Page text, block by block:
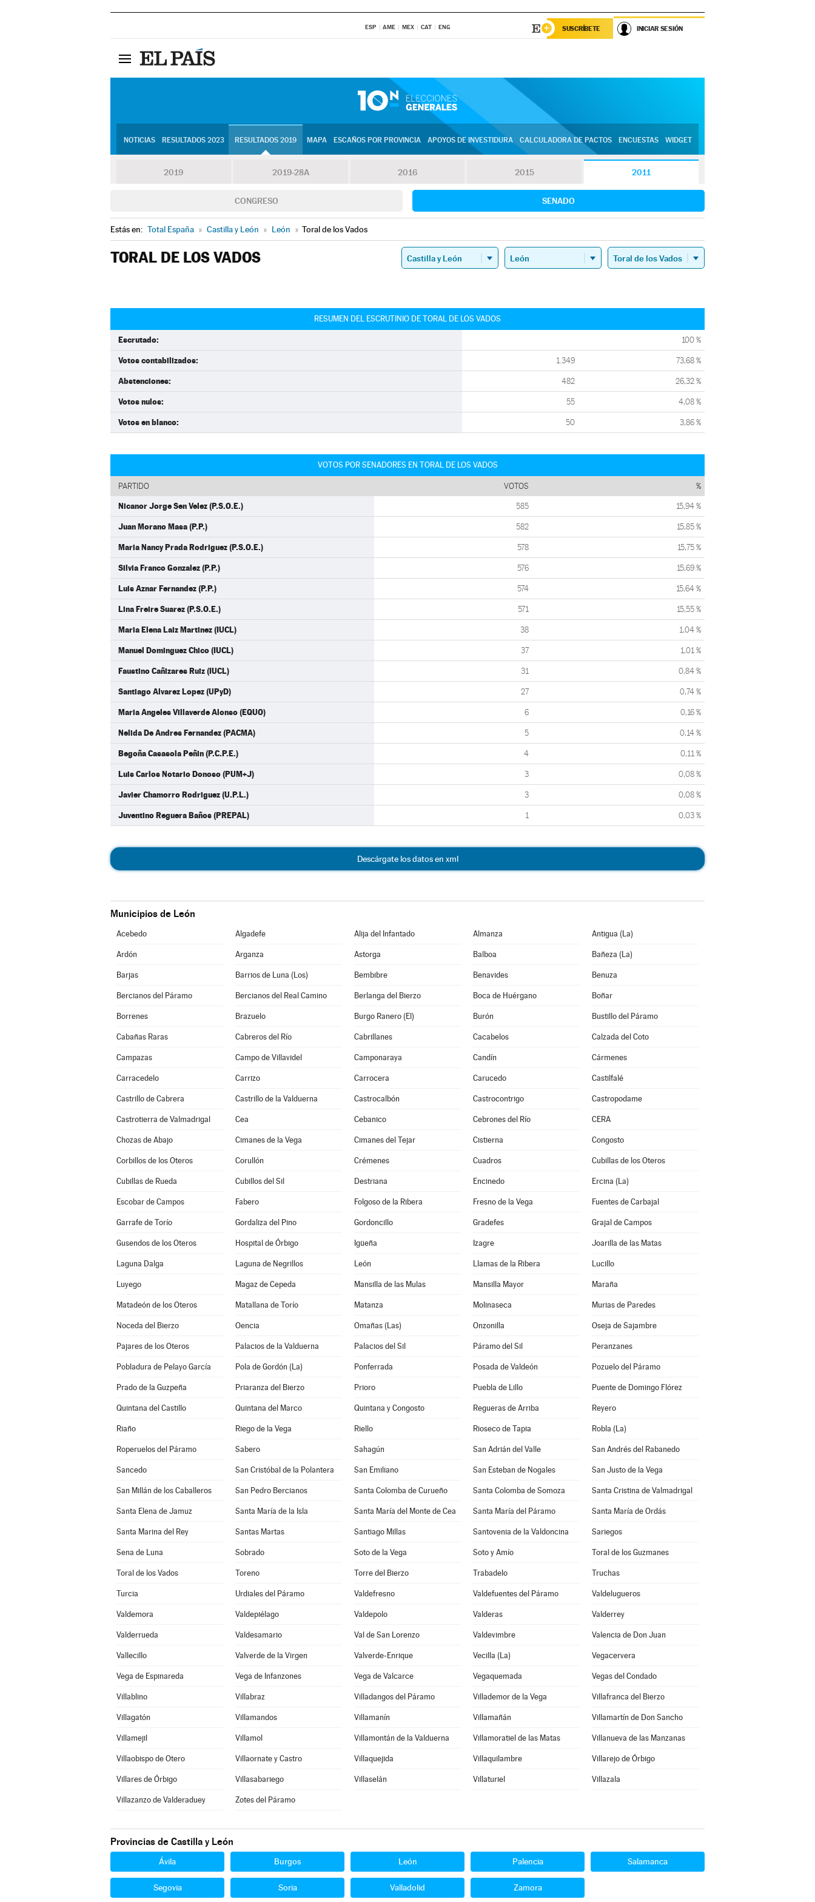
ESP AME MEX CAT ENG SUSCRÍBETE INICIAR SESIÓN
NOTICIAS RESULTADOS 2023 RESULTADOS 2019 MAPA ESCAÑOS POR PROVINCIA APOYOS DE INVESTIDURA CALCULADORA DE PACTOS ENCUESTAS WIDGET
2019 2019-28A 2016 2015 2011
CONGRESO SENADO
Estás en: Total España » Castilla y León » León » Toral de los Vados
TORAL DE LOS VADOS
RESUMEN DEL ESCRUTINIO DE TORAL DE LOS VADOS
Escrutado: 100 %
Votos contabilizados: 1.349 73,68 %
Abstenciones: 482 26,32 %
Votos nulos: 55 4,08 %
Votos en blanco: 50 3,86 %
VOTOS POR SENADORES EN TORAL DE LOS VADOS
PARTIDO VOTOS %
Nicanor Jorge Sen Velez (P.S.O.E.) 585 15,94 %
Juan Morano Masa (P.P.) 582 15,85 %
Maria Nancy Prada Rodriguez (P.S.O.E.) 578 15,75 %
Silvia Franco Gonzalez (P.P.) 576 15,69 %
Luis Aznar Fernandez (P.P.) 574 15,64 %
Lina Freire Suarez (P.S.O.E.) 571 15,55 %
Maria Elena Laiz Martinez (IUCL) 38 1,04 %
Manuel Dominguez Chico (IUCL) 37 1,01 %
Faustino Cañizares Ruiz (IUCL) 31 0,84 %
Santiago Alvarez Lopez (UPyD) 27 0,74 %
Maria Angeles Villaverde Alonso (EQUO) 6 0,16 %
Nelida De Andres Fernandez (PACMA) 5 0,14 %
Begoña Casasola Peñin (P.C.P.E.) 4 0,11 %
Luis Carlos Notario Donoso (PUM+J) 3 0,08 %
Javier Chamorro Rodriguez (U.P.L.) 3 0,08 %
Juventino Reguera Baños (PREPAL) 1 0,03 %
Descárgate los datos en xml
Municipios de León
Acebedo Algadefe Alija del Infantado Almanza Antigua (La)
Ardón Arganza Astorga Balboa Bañeza (La)
Barjas Barrios de Luna (Los) Bembibre Benavides Benuza
Bercianos del Páramo Bercianos del Real Camino Berlanga del Bierzo Boca de Huérgano Boñar
Borrenes Brazuelo Burgo Ranero (El) Burón Bustillo del Páramo
Cabañas Raras Cabreros del Río Cabrillanes Cacabelos Calzada del Coto
Campazas Campo de Villavidel Camponaraya Candín Cármenes
Carracedelo Carrizo Carrocera Carucedo Castilfalé
Castrillo de Cabrera Castrillo de la Valduerna Castrocalbón Castrocontrigo Castropodame
Castrotierra de Valmadrigal Cea Cebanico Cebrones del Río CERA
Chozas de Abajo Cimanes de la Vega Cimanes del Tejar Cistierna Congosto
Corbillos de los Oteros Corullón Crémenes Cuadros Cubillas de los Oteros
Cubillas de Rueda Cubillos del Sil Destriana Encinedo Ercina (La)
Escobar de Campos Fabero Folgoso de la Ribera Fresno de la Vega Fuentes de Carbajal
Garrafe de Torío Gordaliza del Pino Gordoncillo Gradefes Grajal de Campos
Gusendos de los Oteros Hospital de Órbigo Igüeña Izagre Joarilla de las Matas
Laguna Dalga Laguna de Negrillos León Llamas de la Ribera Lucillo
Luyego Magaz de Cepeda Mansilla de las Mulas Mansilla Mayor Maraña
Matadeón de los Oteros Matallana de Torío Matanza Molinaseca Murias de Paredes
Noceda del Bierzo Oencia Omañas (Las) Onzonilla Oseja de Sajambre
Pajares de los Oteros Palacios de la Valduerna Palacios del Sil Páramo del Sil Peranzanes
Pobladura de Pelayo García Pola de Gordón (La) Ponferrada Posada de Valdeón Pozuelo del Páramo
Prado de la Guzpeña Priaranza del Bierzo Prioro Puebla de Lillo Puente de Domingo Flórez
Quintana del Castillo Quintana del Marco Quintana y Congosto Regueras de Arriba Reyero
Riaño Riego de la Vega Riello Rioseco de Tapia Robla (La)
Roperuelos del Páramo Sabero Sahagún San Adrián del Valle San Andrés del Rabanedo
Sancedo San Cristóbal de la Polantera San Emiliano San Esteban de Nogales San Justo de la Vega
San Millán de los Caballeros San Pedro Bercianos Santa Colomba de Curueño Santa Colomba de Somoza Santa Cristina de Valmadrigal
Santa Elena de Jamuz Santa María de la Isla Santa María del Monte de Cea Santa María del Páramo Santa María de Ordás
Santa Marina del Rey Santas Martas Santiago Millas Santovenia de la Valdoncina Sariegos
Sena de Luna Sobrado Soto de la Vega Soto y Amío Toral de los Guzmanes
Toral de los Vados Toreno Torre del Bierzo Trabadelo Truchas
Turcia Urdiales del Páramo Valdefresno Valdefuentes del Páramo Valdelugueros
Valdemora Valdepiélago Valdepolo Valderas Valderrey
Valderrueda Valdesamario Val de San Lorenzo Valdevimbre Valencia de Don Juan
Vallecillo Valverde de la Virgen Valverde-Enrique Vecilla (La) Vegacervera
Vega de Espinareda Vega de Infanzones Vega de Valcarce Vegaquemada Vegas del Condado
Villablino Villabraz Villadangos del Páramo Villademor de la Vega Villafranca del Bierzo
Villagatón Villamandos Villamanín Villamañán Villamartín de Don Sancho
Villamejil Villamol Villamontán de la Valduerna Villamoratiel de las Matas Villanueva de las Manzanas
Villaobispo de Otero Villaornate y Castro Villaquejida Villaquilambre Villarejo de Órbigo
Villares de Órbigo Villasabariego Villaselán Villaturiel Villazala
Villazanzo de Valderaduey Zotes del Páramo
Provincias de Castilla y León
Ávila Burgos León Palencia Salamanca
Segovia Soria Valladolid Zamora